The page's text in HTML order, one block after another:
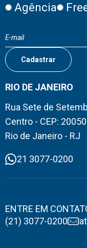
Agência
RIO DE JANEIRO
Rua Sete de
Centro - CEP:
Rio de Janeiro - RJ
21 3077-0200
ENTRE EM
(21) 3077-0200